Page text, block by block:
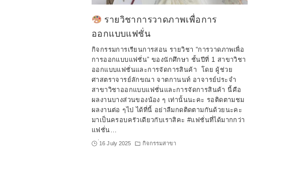
รายวิชาการวาดภาพเพื่อการ
ออกแบบแฟชั่น
กิจกรรมการเรียนการสอน รายวิชา “การวาดภาพเพื่อ
การออกแบบแฟชั่น” ของนักศึกษา ชั้นปีที่ 1 สาขาวิชา
ออกแบบแฟชั่นและการจัดการสินค้า โดย ผู้ช่วย
ศาสตราจารย์ลักขณา จาตกานนท์ อาจารย์ประจำ
สาขาวิชาออกแบบแฟชั่นและการจัดการสินค้า นี้คือ
ผลงานบางส่วนของน้อง ๆ เท่านั้นนะคะ รอติดตามชม
ผลงานต่อ ๆไป ได้ที่นี้ อย่าลืมกดติดตามกันด้วยนะคะ
มาเป็นครอบครัวเดียวกับเราสิคะ #แฟชั่นที่ได้มากกว่า
แฟชั่น…
่16 July 2025 กิจกรรมสาขา